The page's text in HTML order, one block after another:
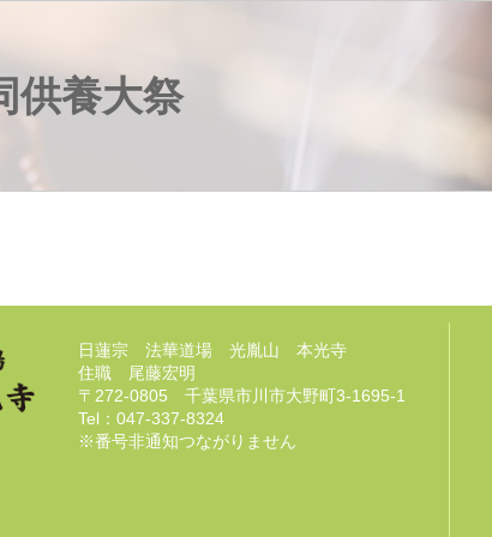
供養大祭
日蓮宗 法華道場 光胤山 本光寺
住職 尾藤宏明
〒272-0805 千葉県市川市大野町3-1695-1
Tel：047-337-8324
※番号非通知つながりません